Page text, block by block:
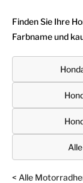
Finden Sie Ihre
Farbname und
< Alle